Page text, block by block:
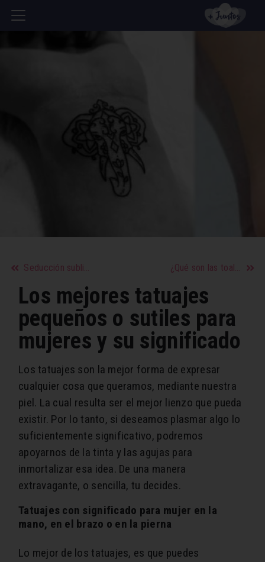
Seducción subliminal ¿Qué son las toallas anti frizz y como se usan en el cabello?
Los mejores tatuajes
pequeños o sutiles para
mujeres y su significado
Los tatuajes son la mejor forma de expresar
cualquier cosa que queramos, mediante nuestra
piel. La cual resulta ser el mejor lienzo que pueda
existir. Por lo tanto, si deseamos plasmar algo lo
suficientemente significativo, podremos
apoyarnos de la tinta y las agujas para
inmortalizar esa idea. De una manera
extravagante, o sencilla, tu decides.
Tatuajes con significado para mujer en la
mano, en el brazo o en la pierna
Lo mejor de los tatuajes, es que puedes